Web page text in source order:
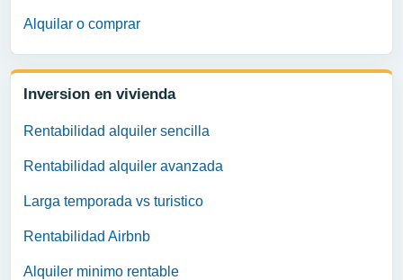
Alquilar o comprar
Inversion en vivienda
Rentabilidad alquiler sencilla
Rentabilidad alquiler avanzada
Larga temporada vs turistico
Rentabilidad Airbnb
Alquiler minimo rentable